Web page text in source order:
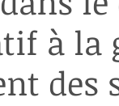
à la
des